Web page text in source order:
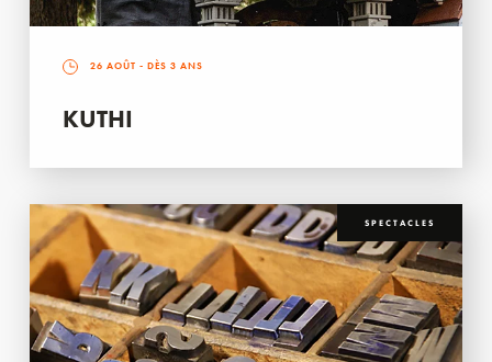
26 AOÛT - DÈS 3 ANS
KUTHI
SPECTACLES